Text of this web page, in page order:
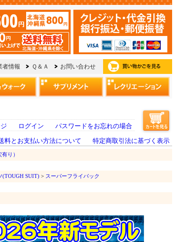
ログイン パスワードをお忘れの場合
料とお支払い方法について 特定商取引法に基づく表示
り）
(TOUGH SUIT) > スーパーフライバック